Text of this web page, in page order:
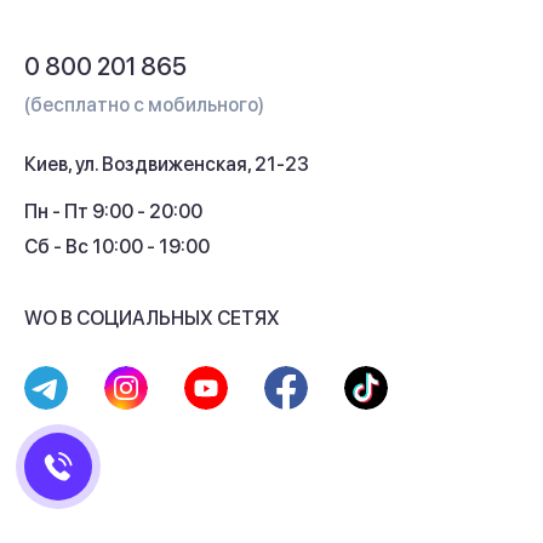
Кэшбек
0 800 201 865
(бесплатно с мобильного)
Киев, ул. Воздвиженская, 21-23
Пн - Пт 9:00 - 20:00
Сб - Вс 10:00 - 19:00
WO В СОЦИАЛЬНЫХ СЕТЯХ